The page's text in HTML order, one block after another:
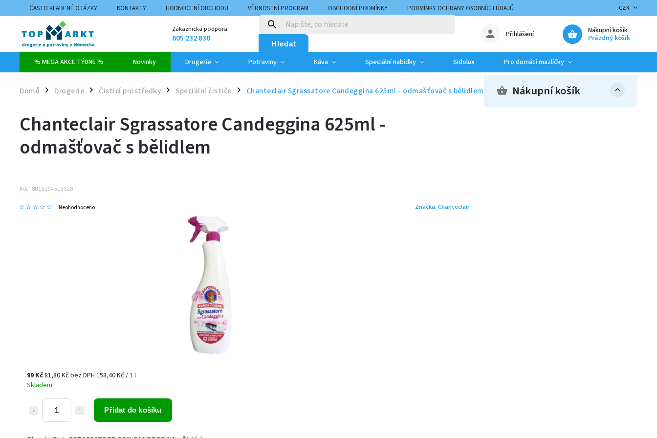
ČASTO KLADENÉ OTÁZKY KONTAKTY HODNOCENÍ OBCHODU VĚRNOSTNÍ PROGRAM OBCHODNÍ PODMÍNKY
PODMÍNKY OCHRANY OSOBNÍCH ÚDAJŮ
ZPŮSOBY DOPRAVY A PLATBY
MOJE OBJEDNÁVKA
CZK
Zákaznická podpora:
605 232 830 Hledat
Nákupní košík
Prázdný košík
Přihlášení
% MEGA AKCE TÝDNE % Novinky Drogerie Potraviny Káva Speciální nabídky Sidolux Pro domácí mazlíčky
Domů / Drogerie / Čisticí prostředky / Speciální čističe / Chanteclair Sgrassatore Candeggina 625ml - odmašťovač s bělidlem Nákupní košík
Chanteclair Sgrassatore Candeggina 625ml -
odmašťovač s bělidlem
Kód: 8015194513528
Neohodnoceno Značka: Chanteclair
99 Kč81,80 Kč bez DPH 158,40 Kč / 1 l
Skladem
Přidat do košíku